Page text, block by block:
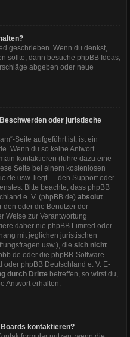
geschrieben. Wenn du denkst,
sollte, dann besuche phpBB Ideas,
abgeben oder neue
oder juristische
Seite aufgeführt ist, ist ein
Wenn du so keine Antwort
kontaktieren (führe dazu eine
Seite bei einem kostenlosen
usw. liegt — den Support oder
Bitte beachte, dass phpBB
e. V. (phpBB.de) absolut
den oder die Benutzer der
Weise zur Verantwortung
daher nie phpBB Limited oder
mit jeglichen juristischen
usw.), die sich nicht
oder die phpBB-Software
phpBB Deutschland e. V. E-
durch Dritte betreffen, so wirst du,
Antwort erhalten.
kontaktieren?